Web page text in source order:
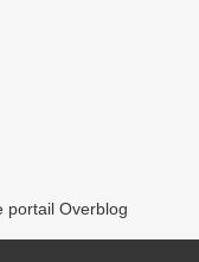
portail Overblog